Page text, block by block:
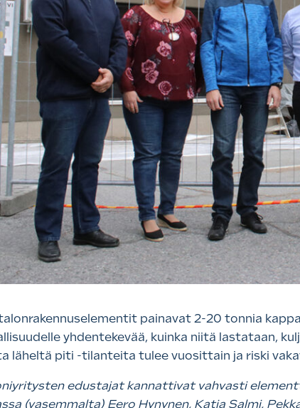
painavat 2-20 tonnia
yhdentekevää, kuinka niitä lastataan,
läheltä piti -tilanteita tulee vuosittain ja riski
edustajat kannattivat vahvasti
(vasemmalta) Eero Hynynen, Katja Salmi,